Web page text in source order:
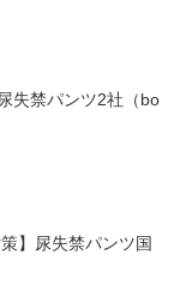
失禁パンツ2社（bo
】尿失禁パンツ国